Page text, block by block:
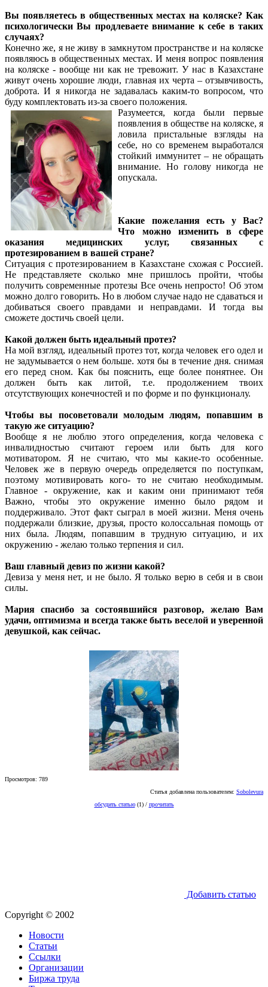
Вы появляетесь в общественных местах на коляске? Как
психологически Вы продлеваете внимание к себе в таких
случаях?
Конечно же, я не живу в замкнутом пространстве и на коляске
появляюсь в общественных местах. И меня вопрос появления
на коляске - вообще ни как не тревожит. У нас в Казахстане
живут очень хорошие люди, главная их черта – отзывчивость,
доброта. И я никогда не задавалась каким-то вопросом, что
буду комплектовать из-за своего положения.
Разумеется, когда были первые
появления в обществе на коляске, я
ловила пристальные взгляды на
себе, но со временем выработался
стойкий иммунитет – не обращать
внимание. Но голову никогда не
опускала.
Какие пожелания есть у Вас?
Что можно изменить в сфере
оказания медицинских услуг, связанных с
протезированием в вашей стране?
Ситуация с протезированием в Казахстане схожая с Россией.
Не представляете сколько мне пришлось пройти, чтобы
получить современные протезы Все очень непросто! Об этом
можно долго говорить. Но в любом случае надо не сдаваться и
добиваться своего правдами и неправдами. И тогда вы
сможете достичь своей цели.
Какой должен быть идеальный протез?
На мой взгляд, идеальный протез тот, когда человек его одел и
не задумывается о нем больше. хотя бы в течение дня. снимая
его перед сном. Как бы пояснить, еще более понятнее. Он
должен быть как литой, т.е. продолжением твоих
отсутствующих конечностей и по форме и по функционалу.
Чтобы вы посоветовали молодым людям, попавшим в
такую же ситуацию?
Вообще я не люблю этого определения, когда человека с
инвалидностью считают героем или быть для кого
мотиватором. Я не считаю, что мы какие-то особенные.
Человек же в первую очередь определяется по поступкам,
поэтому мотивировать кого- то не считаю необходимым.
Главное - окружение, как и каким они принимают тебя
Важно, чтобы это окружение именно было рядом и
поддерживало. Этот факт сыграл в моей жизни. Меня очень
поддержали близкие, друзья, просто колоссальная помощь от
них была. Людям, попавшим в трудную ситуацию, и их
окружению - желаю только терпения и сил.
Ваш главный девиз по жизни какой?
Девиза у меня нет, и не было. Я только верю в себя и в свои
силы.
Мария спасибо за состоявшийся разговор, желаю Вам
удачи, оптимизма и всегда также быть веселой и уверенной
девушкой, как сейчас.
Просмотров: 789
Статья добавлена пользователем: Sobolevura
обсудить статью(1) / прочитать
Добавить статью
Copyright © 2002
Новости
Статьи
Ссылки
Организации
Биржа труда